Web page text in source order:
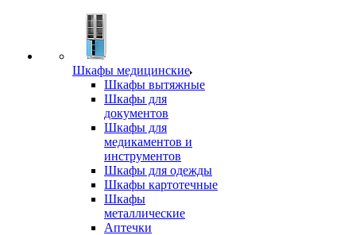
Шкафы медицинские
Шкафы вытяжные
Шкафы для
документов
Шкафы для
медикаментов и
инструментов
Шкафы для одежды
Шкафы картотечные
Шкафы
металлические
Аптечки